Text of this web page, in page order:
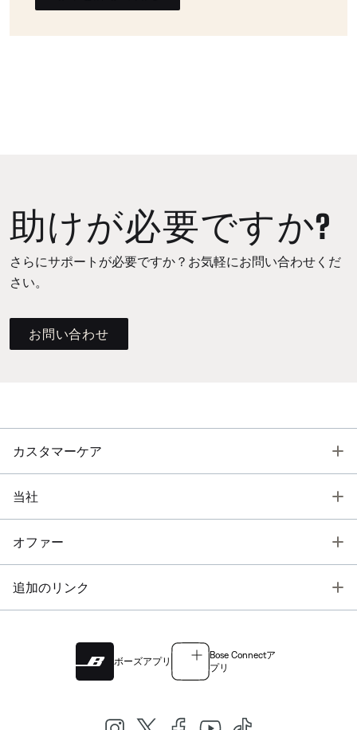
助けが必要ですか?
さらにサポートが必要ですか？お気軽にお問い合わせくだ
さい。
お問い合わせ
カスタマーケア
当社
オファー
追加のリンク
ボーズアプリ
Bose Connectア
プリ